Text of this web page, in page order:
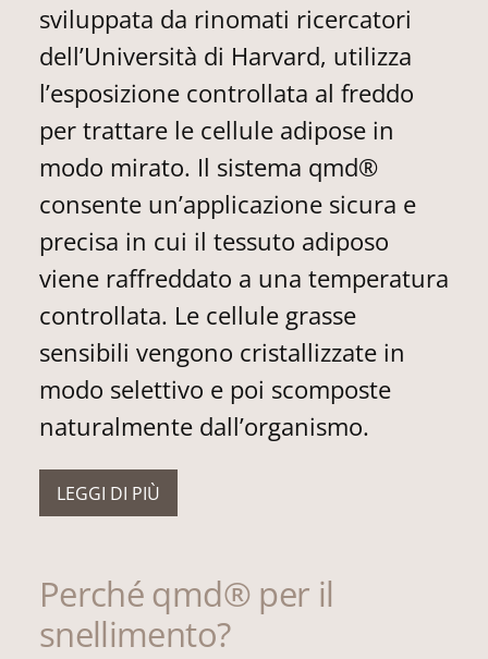
sviluppata da rinomati ricercatori
dell’Università di Harvard, utilizza
l’esposizione controllata al freddo
per trattare le cellule adipose in
modo mirato. Il sistema qmd®
consente un’applicazione sicura e
precisa in cui il tessuto adiposo
viene raffreddato a una temperatura
controllata. Le cellule grasse
sensibili vengono cristallizzate in
modo selettivo e poi scomposte
naturalmente dall’organismo.
LEGGI DI PIÙ
Perché qmd® per il
snellimento?